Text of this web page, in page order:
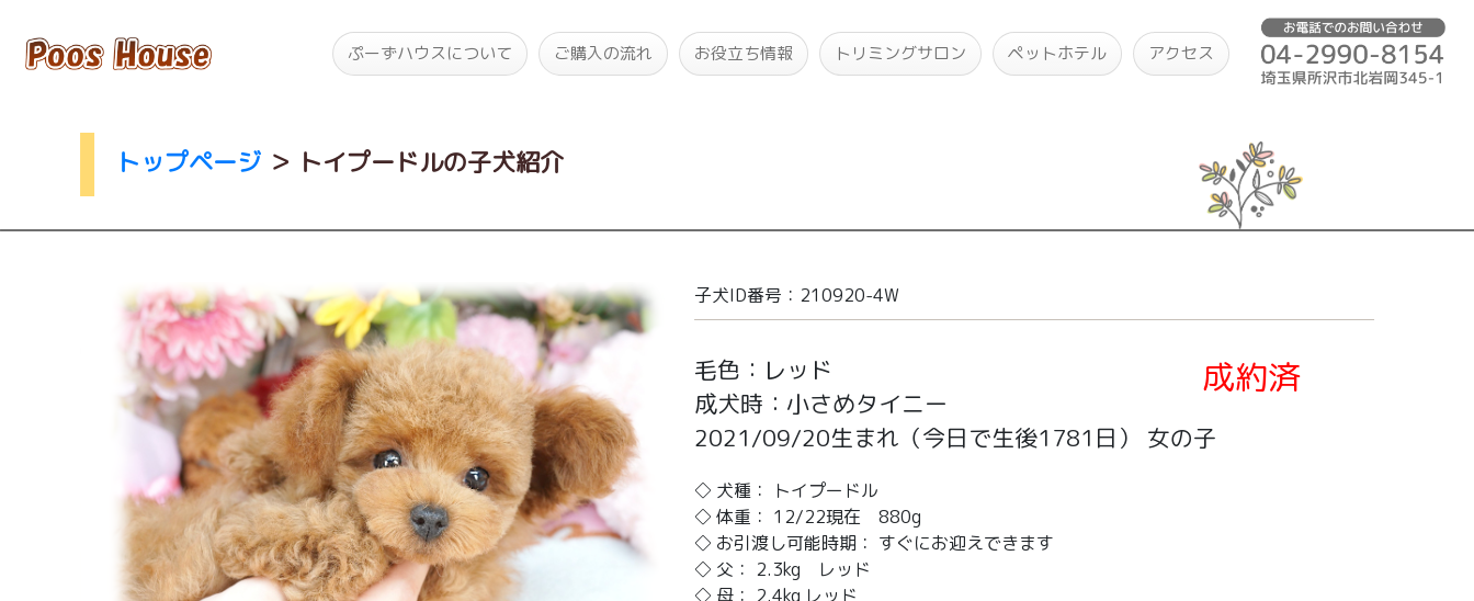
ぷーずハウスについて ご購入の流れ お役立ち情報 トリミングサロン ペットホテル アクセス
トップページ ＞ トイプードルの子犬紹介
子犬ID番号：210920-4W
毛色：レッド
成犬時：小さめタイニー
成約済
2021/09/20生まれ （今日で生後1781日） 女の子
◇ 犬種： トイプードル
◇ 体重： 12/22現在 880g
◇ お引渡し可能時期： すぐにお迎えできます
◇ 父： 2.3kg レッド
◇ 母： 2.4kg レッド